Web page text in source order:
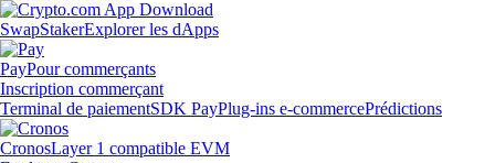
SwapStakerExplorer les dApps
PayPour commerçants
Inscription commerçant
Terminal de paiementSDK PayPlug-ins e-commercePrédictions
CronosLayer 1 compatible EVM